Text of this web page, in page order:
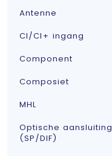
Antenne
CI/CI+ ingang
Component
Composiet
MHL
Optische aansluiting
(SP/DIF)